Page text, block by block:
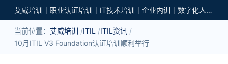
艾威培训｜职业认证培训｜IT技术培训｜企业内训｜数字化人才培养
当前位置： 艾威培训 ITIL
ITIL资讯
10月ITIL V3 Foundation认证培训顺利举行